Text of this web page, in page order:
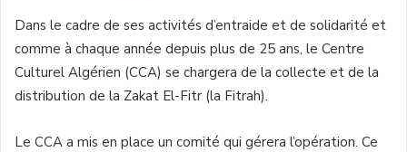
Dans le cadre de ses activités d’entraide et de solidarité et
comme à chaque année depuis plus de 25 ans, le Centre
Culturel Algérien (CCA) se chargera de la collecte et de la
distribution de la Zakat El-Fitr (la Fitrah).
Le CCA a mis en place un comité qui gérera l’opération. Ce